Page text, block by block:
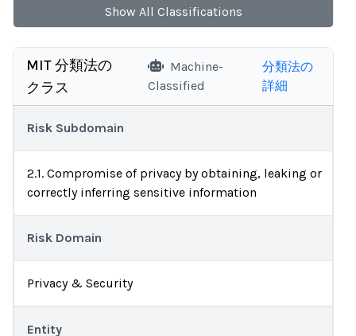
Show All Classifications
MIT 分類法の
クラス
Machine-
Classified
分類法の
詳細
Risk Subdomain
2.1. Compromise of privacy by obtaining, leaking or
correctly inferring sensitive information
Risk Domain
Privacy & Security
Entity